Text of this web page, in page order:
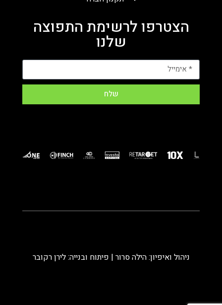
הצטרפו לרשימת התפוצה
שלנו
שלח
ניהול ואיפיון: הילה סרור | פיתוח ובנייה: לירן רקובר